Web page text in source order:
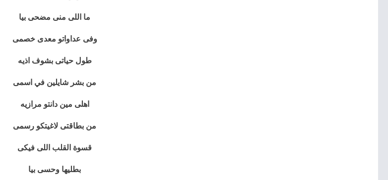
ما اللى منى مضحى بيا
وفى عداواتو معدى خصمى
طول حياتى بشوف اذيه
من بشر شايلين في اسمى
اهلى مين دانتو مرازيه
من بطاقتى لاغيتكو رسمى
قسوة القلب اللى فيكى
بطليها وحسى بيا